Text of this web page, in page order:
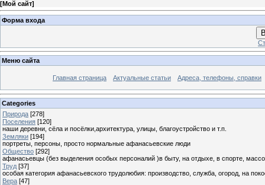
[Мой сайт]
Форма входа
Меню сайта
Главная страница Актуальные статьи Адреса, телефоны, справки
Categories
Природа [278]
Поселения [120]
наши деревни, сёла и посёлки,архитектура, улицы, благоустройство и т.п.
Земляки [194]
портреты, персоны, просто нормальные афанасьевские люди
Общество [292]
афанасьевцы (без выделения особых персоналий )в быту, на отдыхе, в спорте,
Труд [37]
особая категория афанасьевского трудолюбия: производство, служба, огород, на
Вера [47]